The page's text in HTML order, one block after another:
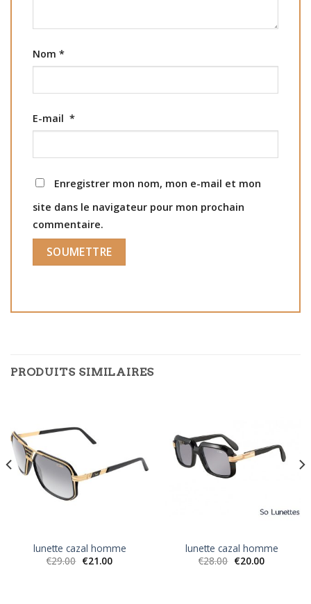
Nom *
E-mail *
Enregistrer mon nom, mon e-mail et mon
site dans le navigateur pour mon prochain
commentaire.
PRODUITS SIMILAIRES
lunette cazal homme
€29.00 €21.00
lunette cazal homme
€28.00 €20.00